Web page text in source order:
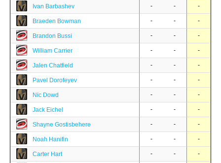
Ivan Barbashev - - -
Braeden Bowman - - -
Brandon Bussi - - -
William Carrier - - -
Jalen Chatfield - - -
Pavel Dorofeyev - - -
Nic Dowd - - -
Jack Eichel - - -
Shayne Gostisbehere - - -
Noah Hanifin - - -
Carter Hart - - -